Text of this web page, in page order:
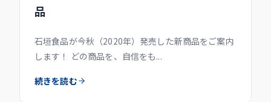
品
石垣食品が今秋（2020年）発売した新商品をご案内
します！ どの商品を、自信をも...
続きを読む